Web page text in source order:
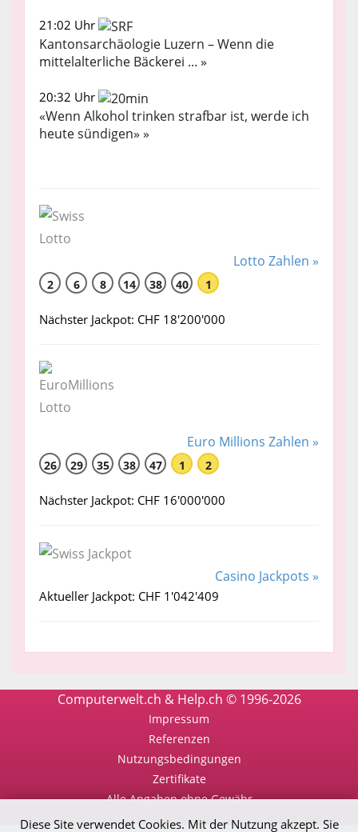
21:02 Uhr
Kantonsarchäologie Luzern – Wenn die
mittelalterliche Bäckerei ... »
20:32 Uhr
«Wenn Alkohol trinken strafbar ist, werde ich
heute sündigen» »
Lotto Zahlen »
2 6 8 14 38 40 1
Nächster Jackpot: CHF 18'200'000
Euro Millions Zahlen »
26 29 35 38 47 1 2
Nächster Jackpot: CHF 16'000'000
Casino Jackpots »
Aktueller Jackpot: CHF 1'042'409
Computerwelt.ch & Help.ch © 1996-2026
Impressum
Referenzen
Nutzungsbedingungen
Zertifikate
Alle Angaben ohne Gewähr
Diese Site verwendet Cookies. Mit der Nutzung akzept. Sie